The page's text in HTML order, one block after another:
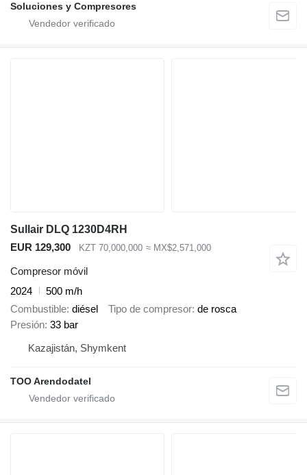
Soluciones y Compresores
Sullair DLQ 1230D4RH
EUR 129,300
KZT 70,000,000 ≈ MX$2,571,000
Compresor móvil
2024
500 m/h
Combustible diésel Tipo de compresor de rosca
Presión 33 bar
Kazajistán, Shymkent
TOO Arendodatel